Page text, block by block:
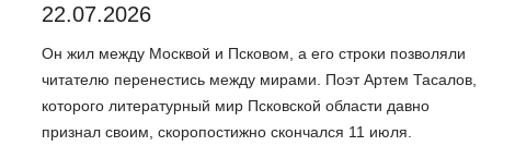
22.07.2026
Он жил между Москвой и Псковом, а его строки позволяли
читателю перенестись между мирами. Поэт Артем Тасалов,
которого литературный мир Псковской области давно
признал своим, скоропостижно скончался 11 июля.